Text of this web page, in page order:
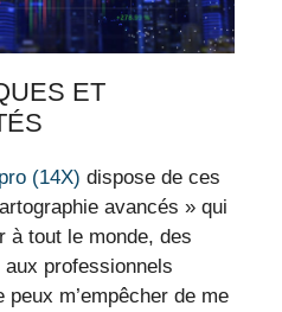
ET
(14X) dispose de ces
avancés » qui
à tout le monde, des
professionnels
m’empêcher de me